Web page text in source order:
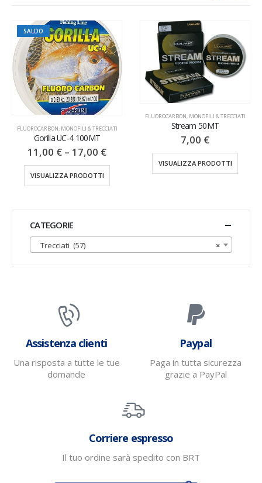
SALDO
FLUOROCARBON, MONOFILI & TRECCIATI
Gorilla UC-4 100MT
11,00 € – 17,00 €
VISUALIZZA PRODOTTI
FLUOROCARBON, MONOFILI & TRECCIATI
Stream 50MT
7,00 €
VISUALIZZA PRODOTTI
CATEGORIE
×
Trecciati (57)
Assistenza clienti
Una risposta a tutte le tue
domande
Paypal
Paga in tutta sicurezza
grazie a PayPal
Corriere espresso
Il tuo ordine sarà spedito con BRT